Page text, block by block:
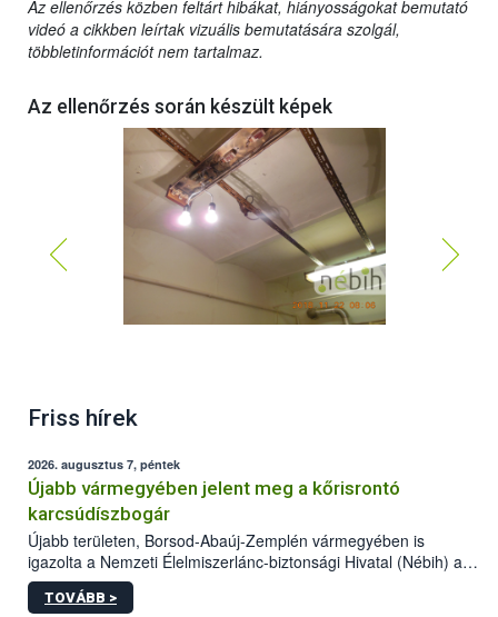
Az ellenőrzés közben feltárt hibákat, hiányosságokat bemutató
videó a cikkben leírtak vizuális bemutatására szolgál,
többletinformációt nem tartalmaz.
Az ellenőrzés során készült képek
Friss hírek
2026. augusztus 7, péntek
Újabb vármegyében jelent meg a kőrisrontó
karcsúdíszbogár
Újabb területen, Borsod-Abaúj-Zemplén vármegyében is
igazolta a Nemzeti Élelmiszerlánc-biztonsági Hivatal (Nébih) a
kőrisrontó karcsúdíszbogár (Agrilus planipennis) jelenlétét. A
kártevőt nem csak színcsapdában találták meg, de már fertőzött
TOVÁBB >